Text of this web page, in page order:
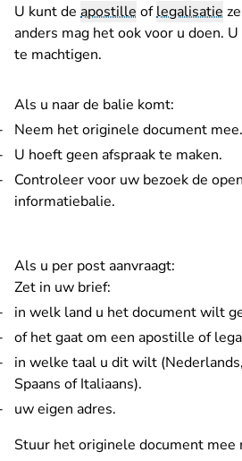
U kunt de apostille oflegalisatie
anders mag het ook voor u doen.
te machtigen.
Als u naar de balie komt:
Neem het originele document mee.
U hoeft geen afspraak te maken.
Controleer voor uw bezoek de
informatiebalie.
Als u per post aanvraagt:
Zet in uw brief:
in welk land u het document wilt
of het gaat om een apostille of
in welke taal u dit wilt
Spaans of Italiaans).
uw eigen adres.
Stuur het originele document mee